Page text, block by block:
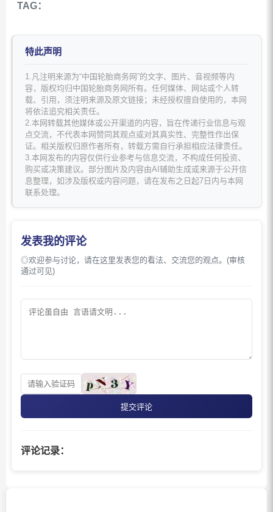
TAG：
特此声明
1.凡注明来源为“中国轮胎商务网”的文字、图片、音视频等内
容，版权均归中国轮胎商务网所有。任何媒体、网站或个人转
载、引用，须注明来源及原文链接；未经授权擅自使用的，本网
将依法追究相关责任。
2.本网转载其他媒体或公开渠道的内容，旨在传递行业信息与观
点交流，不代表本网赞同其观点或对其真实性、完整性作出保
证。相关版权归原作者所有，转载方需自行承担相应法律责任。
3.本网发布的内容仅供行业参考与信息交流，不构成任何投资、
购买或决策建议。部分图片及内容由AI辅助生成或来源于公开信
息整理，如涉及版权或内容问题，请在发布之日起7日内与本网
联系处理。
发表我的评论
◎欢迎参与讨论，请在这里发表您的看法、交流您的观点。(审核
通过可见)
提交评论
评论记录：